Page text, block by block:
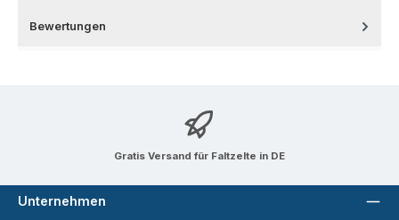
Bewertungen
Gratis Versand für Faltzelte in DE
Unternehmen